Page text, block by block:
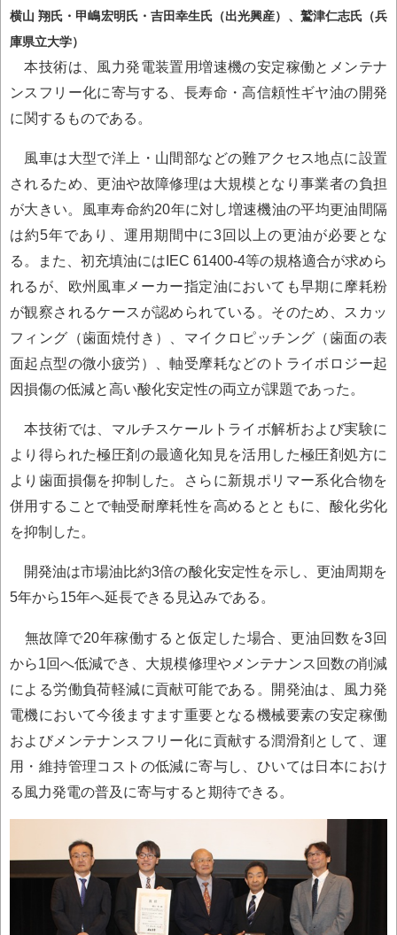
横山 翔氏・甲嶋宏明氏・吉田幸生氏（出光興産）、鷲津仁志氏（兵
庫県立大学）
本技術は、風力発電装置用増速機の安定稼働とメンテナ
ンスフリー化に寄与する、長寿命・高信頼性ギヤ油の開発
に関するものである。
風車は大型で洋上・山間部などの難アクセス地点に設置
されるため、更油や故障修理は大規模となり事業者の負担
が大きい。風車寿命約20年に対し増速機油の平均更油間隔
は約5年であり、運用期間中に3回以上の更油が必要とな
る。また、初充填油にはIEC 61400-4等の規格適合が求めら
れるが、欧州風車メーカー指定油においても早期に摩耗粉
が観察されるケースが認められている。そのため、スカッ
フィング（歯面焼付き）、マイクロピッチング（歯面の表
面起点型の微小疲労）、軸受摩耗などのトライボロジー起
因損傷の低減と高い酸化安定性の両立が課題であった。
本技術では、マルチスケールトライボ解析および実験に
より得られた極圧剤の最適化知見を活用した極圧剤処方に
より歯面損傷を抑制した。さらに新規ポリマー系化合物を
併用することで軸受耐摩耗性を高めるとともに、酸化劣化
を抑制した。
開発油は市場油比約3倍の酸化安定性を示し、更油周期を
5年から15年へ延長できる見込みである。
無故障で20年稼働すると仮定した場合、更油回数を3回
から1回へ低減でき、大規模修理やメンテナンス回数の削減
による労働負荷軽減に貢献可能である。開発油は、風力発
電機において今後ますます重要となる機械要素の安定稼働
およびメンテナンスフリー化に貢献する潤滑剤として、運
用・維持管理コストの低減に寄与し、ひいては日本におけ
る風力発電の普及に寄与すると期待できる。